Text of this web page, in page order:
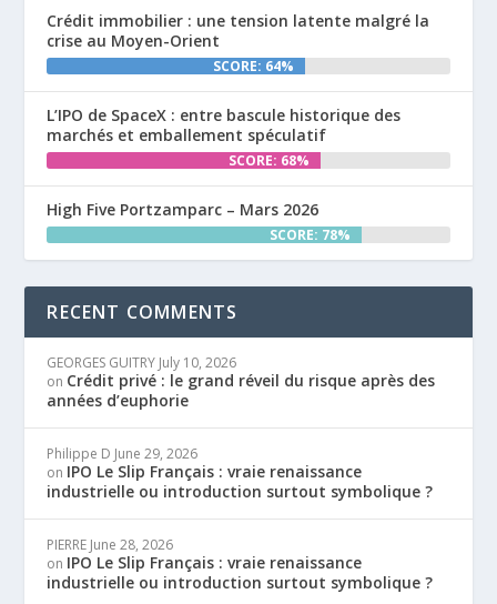
Crédit immobilier : une tension latente malgré la
crise au Moyen-Orient
SCORE: 64%
L’IPO de SpaceX : entre bascule historique des
marchés et emballement spéculatif
SCORE: 68%
High Five Portzamparc – Mars 2026
SCORE: 78%
RECENT COMMENTS
GEORGES GUITRY July 10, 2026
on Crédit privé : le grand réveil du risque après des
années d’euphorie
Philippe D June 29, 2026
on IPO Le Slip Français : vraie renaissance
industrielle ou introduction surtout symbolique ?
PIERRE June 28, 2026
on IPO Le Slip Français : vraie renaissance
industrielle ou introduction surtout symbolique ?